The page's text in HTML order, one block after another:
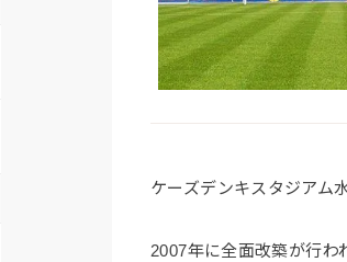
ケーズデンキスタジアム
2007年に全面改築が行わ